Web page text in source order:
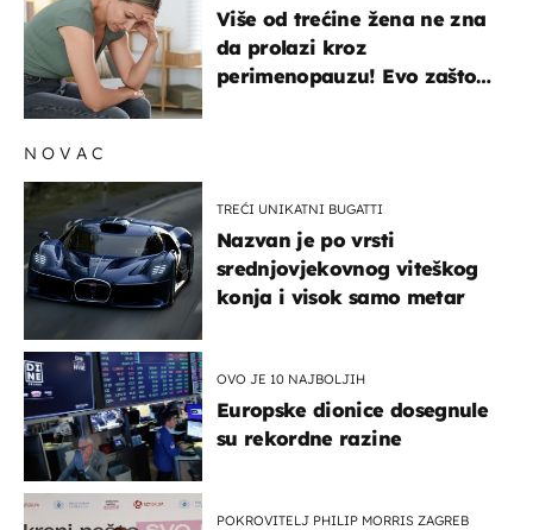
Više od trećine žena ne zna
da prolazi kroz
perimenopauzu! Evo zašto
NOVAC
TREĆI UNIKATNI BUGATTI
Nazvan je po vrsti
srednjovjekovnog viteškog
konja i visok samo metar
OVO JE 10 NAJBOLJIH
Europske dionice dosegnule
su rekordne razine
POKROVITELJ PHILIP MORRIS ZAGREB